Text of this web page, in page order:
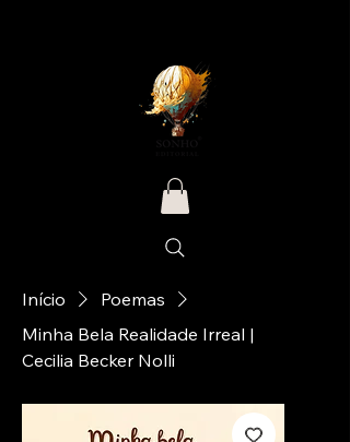
Início
Poemas
Minha Bela Realidade Irreal |
Cecilia Becker Nolli